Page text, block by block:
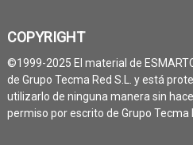
COPYRIGHT
©1999-2025 El material de
de Grupo Tecma Red S.L. y está
utilizarlo de ninguna manera sin
permiso por escrito de Grupo Tecma